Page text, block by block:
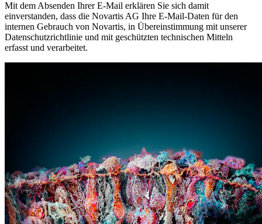
Mit dem Absenden Ihrer E-Mail erklären Sie sich damit
einverstanden, dass die Novartis AG Ihre E-Mail-Daten für den
internen Gebrauch von Novartis, in Übereinstimmung mit unserer
Datenschutzrichtlinie und mit geschützten technischen Mitteln
erfasst und verarbeitet.